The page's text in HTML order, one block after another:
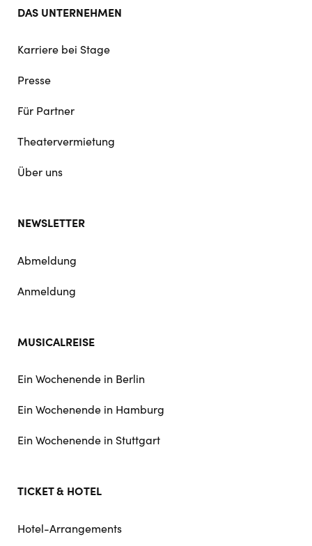
DAS UNTERNEHMEN
Karriere bei Stage
Presse
Für Partner
Theatervermietung
Über uns
NEWSLETTER
Abmeldung
Anmeldung
MUSICALREISE
Ein Wochenende in Berlin
Ein Wochenende in Hamburg
Ein Wochenende in Stuttgart
TICKET & HOTEL
Hotel-Arrangements